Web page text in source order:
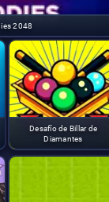
2048
Desafío de Billar de
Diamantes